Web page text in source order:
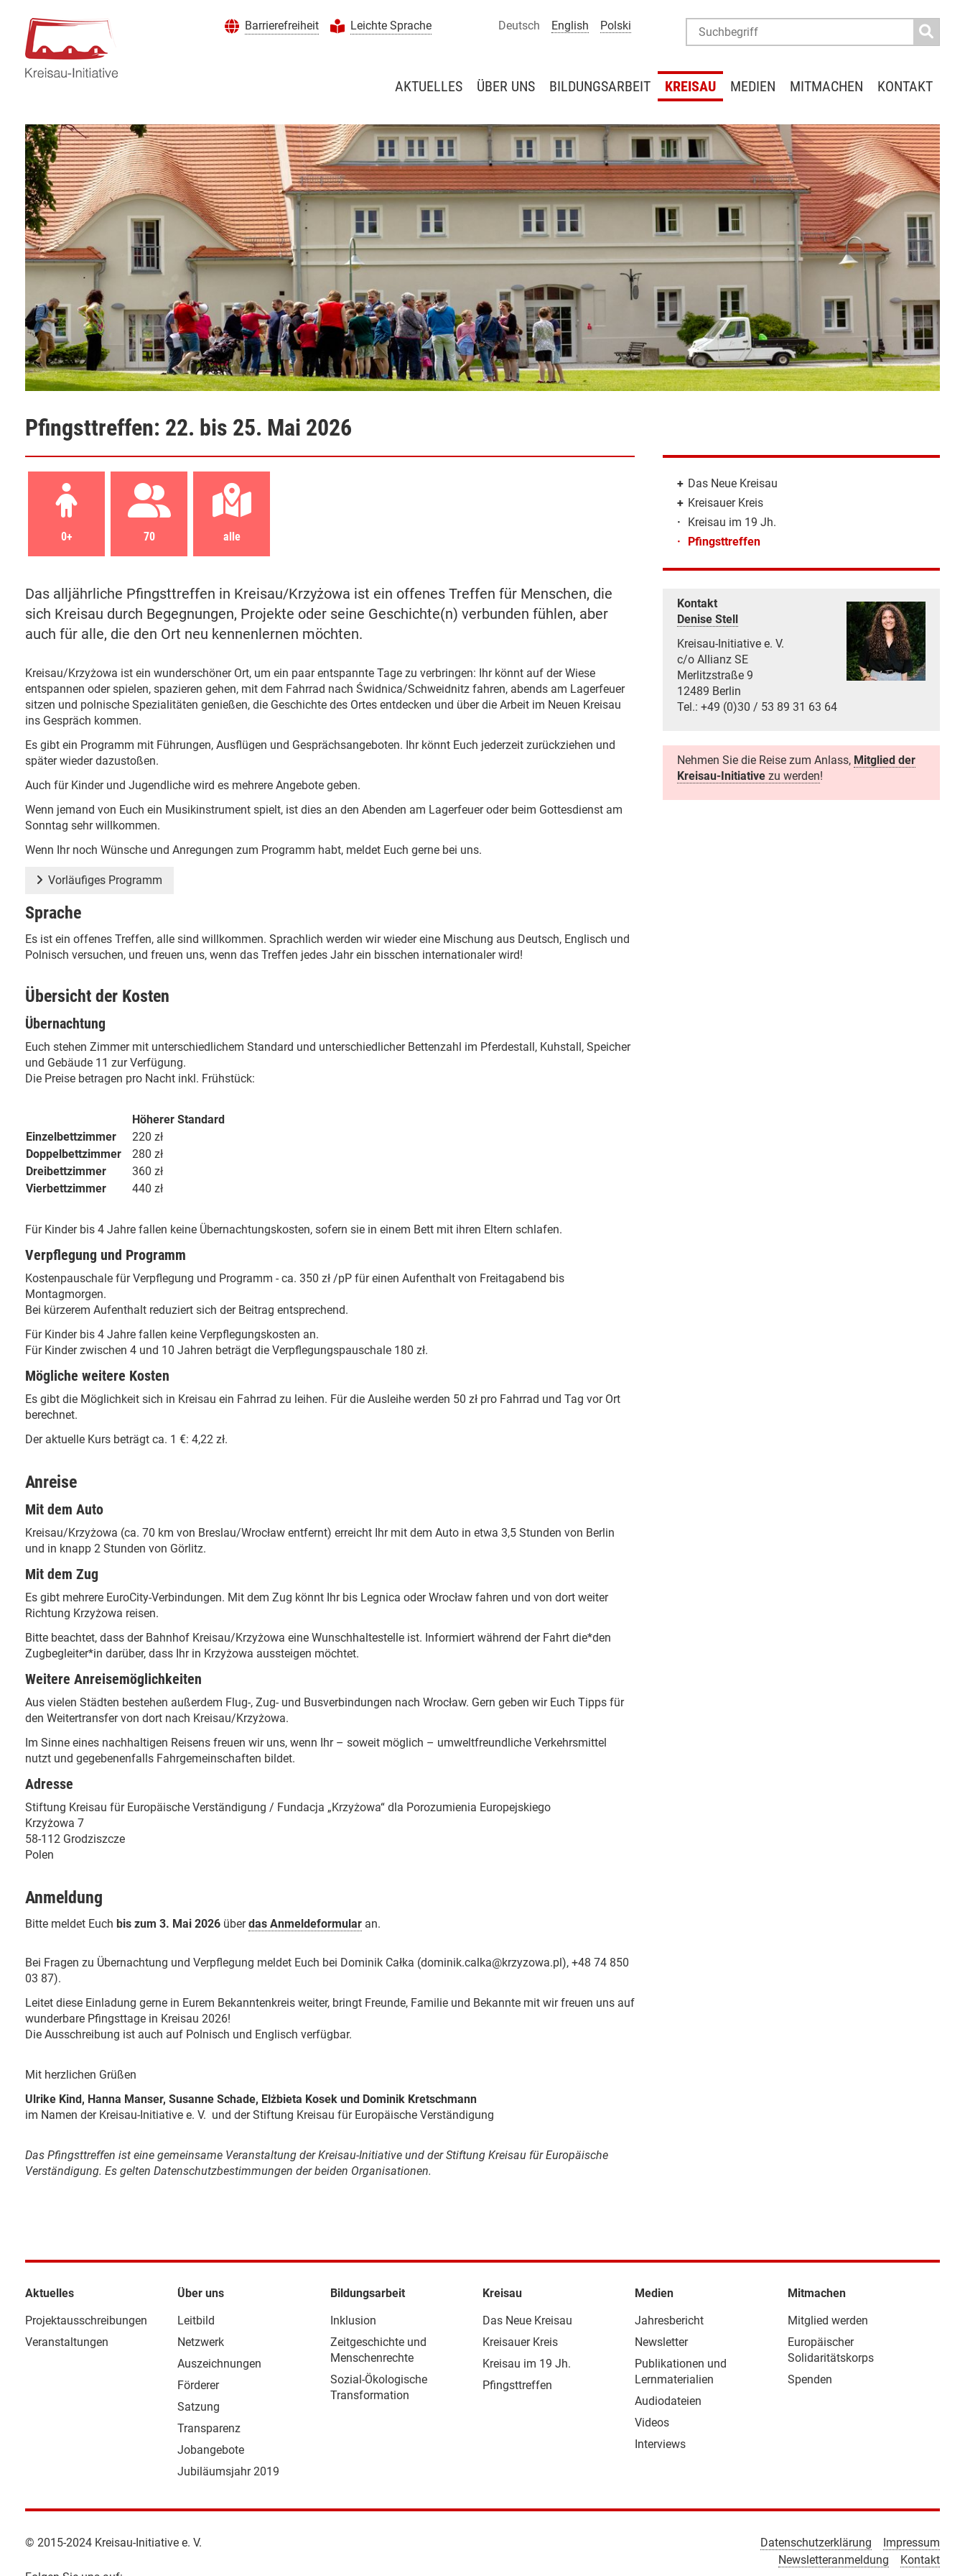
Barrierefreiheit Leichte Sprache Deutsch English Polski
AKTUELLES ÜBER UNS BILDUNGSARBEIT KREISAU MEDIEN MITMACHEN KONTAKT
Pfingsttreffen: 22. bis 25. Mai 2026
0+ 70 alle
Das alljährliche Pfingsttreffen in Kreisau/Krzyżowa ist ein offenes Treffen für Menschen, die
sich Kreisau durch Begegnungen, Projekte oder seine Geschichte(n) verbunden fühlen, aber
auch für alle, die den Ort neu kennenlernen möchten.
Kreisau/Krzyżowa ist ein wunderschöner Ort, um ein paar entspannte Tage zu verbringen: Ihr könnt auf der Wiese
entspannen oder spielen, spazieren gehen, mit dem Fahrrad nach Świdnica/Schweidnitz fahren, abends am Lagerfeuer
sitzen und polnische Spezialitäten genießen, die Geschichte des Ortes entdecken und über die Arbeit im Neuen Kreisau
ins Gespräch kommen.
Es gibt ein Programm mit Führungen, Ausflügen und Gesprächsangeboten. Ihr könnt Euch jederzeit zurückziehen und
später wieder dazustoßen.
Auch für Kinder und Jugendliche wird es mehrere Angebote geben.
Wenn jemand von Euch ein Musikinstrument spielt, ist dies an den Abenden am Lagerfeuer oder beim Gottesdienst am
Sonntag sehr willkommen.
Wenn Ihr noch Wünsche und Anregungen zum Programm habt, meldet Euch gerne bei uns.
Vorläufiges Programm
Sprache
Es ist ein offenes Treffen, alle sind willkommen. Sprachlich werden wir wieder eine Mischung aus Deutsch, Englisch und
Polnisch versuchen, und freuen uns, wenn das Treffen jedes Jahr ein bisschen internationaler wird!
Übersicht der Kosten
Übernachtung
Euch stehen Zimmer mit unterschiedlichem Standard und unterschiedlicher Bettenzahl im Pferdestall, Kuhstall, Speicher
und Gebäude 11 zur Verfügung.
Die Preise betragen pro Nacht inkl. Frühstück:
Höherer Standard
Einzelbettzimmer
220 zł
Doppelbettzimmer
280 zł
Dreibettzimmer
360 zł
Vierbettzimmer
440 zł
Für Kinder bis 4 Jahre fallen keine Übernachtungskosten, sofern sie in einem Bett mit ihren Eltern schlafen.
Verpflegung und Programm
Kostenpauschale für Verpflegung und Programm - ca. 350 zł /pP für einen Aufenthalt von Freitagabend bis
Montagmorgen.
Bei kürzerem Aufenthalt reduziert sich der Beitrag entsprechend.
Für Kinder bis 4 Jahre fallen keine Verpflegungskosten an.
Für Kinder zwischen 4 und 10 Jahren beträgt die Verpflegungspauschale 180 zł.
Mögliche weitere Kosten
Es gibt die Möglichkeit sich in Kreisau ein Fahrrad zu leihen. Für die Ausleihe werden 50 zł pro Fahrrad und Tag vor Ort
berechnet.
Der aktuelle Kurs beträgt ca. 1 €: 4,22 zł.
Anreise
Mit dem Auto
Kreisau/Krzyżowa (ca. 70 km von Breslau/Wrocław entfernt) erreicht Ihr mit dem Auto in etwa 3,5 Stunden von Berlin
und in knapp 2 Stunden von Görlitz.
Mit dem Zug
Es gibt mehrere EuroCity-Verbindungen. Mit dem Zug könnt Ihr bis Legnica oder Wrocław fahren und von dort weiter
Richtung Krzyżowa reisen.
Bitte beachtet, dass der Bahnhof Kreisau/Krzyżowa eine Wunschhaltestelle ist. Informiert während der Fahrt die*den
Zugbegleiter*in darüber, dass Ihr in Krzyżowa aussteigen möchtet.
Weitere Anreisemöglichkeiten
Aus vielen Städten bestehen außerdem Flug-, Zug- und Busverbindungen nach Wrocław. Gern geben wir Euch Tipps für
den Weitertransfer von dort nach Kreisau/Krzyżowa.
Im Sinne eines nachhaltigen Reisens freuen wir uns, wenn Ihr – soweit möglich – umweltfreundliche Verkehrsmittel
nutzt und gegebenenfalls Fahrgemeinschaften bildet.
Adresse
Stiftung Kreisau für Europäische Verständigung / Fundacja „Krzyżowa“ dla Porozumienia Europejskiego
Krzyżowa 7
58-112 Grodziszcze
Polen
Anmeldung
Bitte meldet Euch bis zum 3. Mai 2026 überdas Anmeldeformular an.
Bei Fragen zu Übernachtung und Verpflegung meldet Euch bei Dominik Całka (dominik.calka@krzyzowa.pl), +48 74 850
03 87).
Leitet diese Einladung gerne in Eurem Bekanntenkreis weiter, bringt Freunde, Familie und Bekannte mit wir freuen uns auf
wunderbare Pfingsttage in Kreisau 2026!
Die Ausschreibung ist auch auf Polnisch und Englisch verfügbar.
Mit herzlichen Grüßen
Ulrike Kind, Hanna Manser, Susanne Schade, Elżbieta Kosek und Dominik Kretschmann
im Namen der Kreisau-Initiative e. V. und der Stiftung Kreisau für Europäische Verständigung
Das Pfingsttreffen ist eine gemeinsame Veranstaltung der Kreisau-Initiative und der Stiftung Kreisau für Europäische
Verständigung. Es gelten Datenschutzbestimmungen der beiden Organisationen.
+ Das Neue Kreisau
+ Kreisauer Kreis
·
Kreisau im 19 Jh.
·
Pfingsttreffen
Kontakt
Denise Stell
Kreisau-Initiative e. V.
c/o Allianz SE
Merlitzstraße 9
12489 Berlin
Tel.: +49 (0)30 / 53 89 31 63 64
Nehmen Sie die Reise zum Anlass, Mitglied der
Kreisau-Initiativezu werden!
Aktuelles
Projektausschreibungen
Veranstaltungen
Über uns
Leitbild
Netzwerk
Auszeichnungen
Förderer
Satzung
Transparenz
Jobangebote
Jubiläumsjahr 2019
Bildungsarbeit
Inklusion
Zeitgeschichte und
Menschenrechte
Sozial-Ökologische
Transformation
Kreisau
Das Neue Kreisau
Kreisauer Kreis
Kreisau im 19 Jh.
Pfingsttreffen
Medien
Jahresbericht
Newsletter
Publikationen und
Lernmaterialien
Audiodateien
Videos
Interviews
Mitmachen
Mitglied werden
Europäischer
Solidaritätskorps
Spenden
© 2015-2024 Kreisau-Initiative e. V. Datenschutzerklärung
Impressum
Newsletteranmeldung
Kontakt